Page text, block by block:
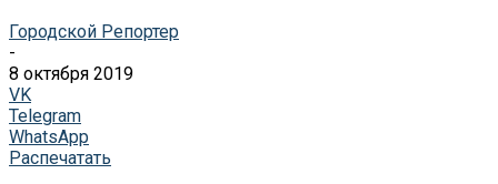
Городской Репортер
-
8 октября 2019
VK
Telegram
WhatsApp
Распечатать